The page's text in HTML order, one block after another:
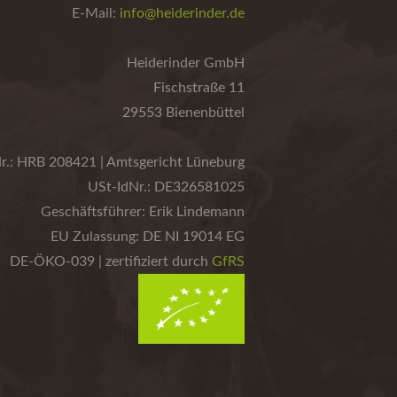
E-Mail: info@heiderinder.de
Heiderinder GmbH
Fischstraße 11
29553 Bienenbüttel
HRB 208421 | Amtsgericht Lüneburg
USt-IdNr.: DE326581025
Geschäftsführer: Erik Lindemann
EU Zulassung: DE NI 19014 EG
DE-ÖKO-039 | zertifiziert durch GfRS